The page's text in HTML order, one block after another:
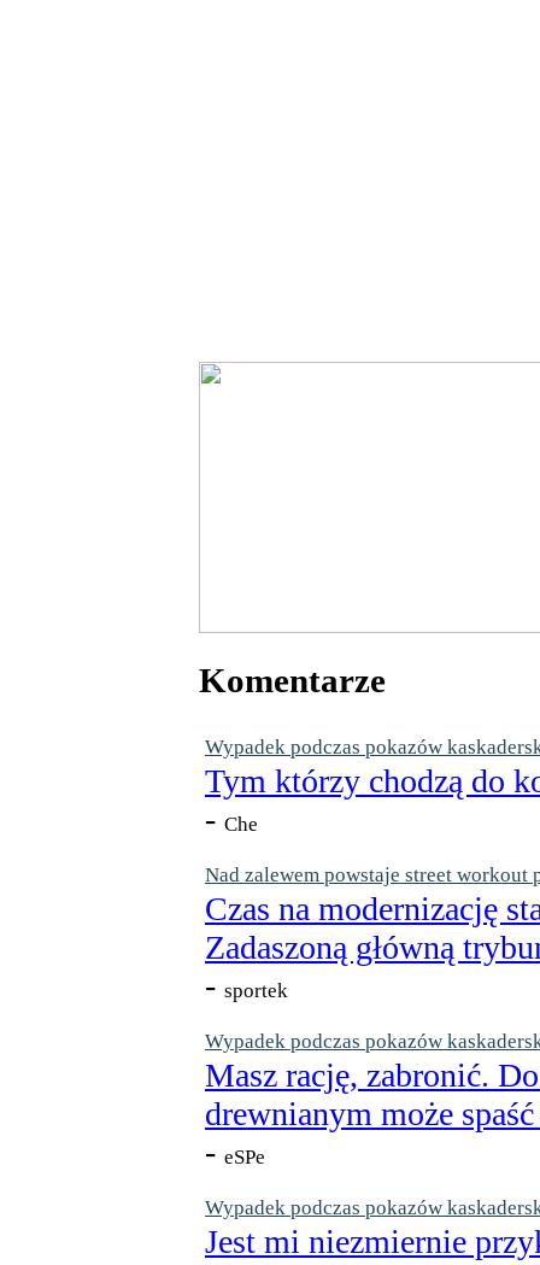
Komentarze
Wypadek podczas pokazów
Tym którzy chodzą do
- Che
Nad zalewem powstaje street workout
Czas na modernizację
Zadaszoną główną
- sportek
Wypadek podczas pokazów
Masz rację, zabronić.
drewnianym może
- eSPe
Wypadek podczas pokazów
Jest mi niezmiernie